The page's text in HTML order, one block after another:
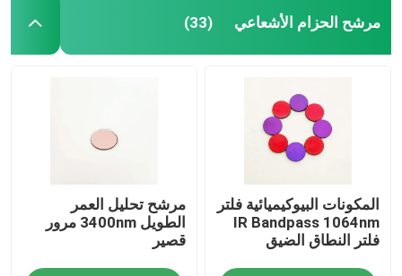
ضبط الجودة
طلب اقتباس
مرشح النطاق البصري
فلتر الفلوريسانس
مرشح الحزام الأشعاعي (33)
المكونات البيوكيميائية فلتر
IR Bandpass 1064nm
فلتر النطاق الضيق
مرشح تحليل العمر
الطويل 3400nm مرور
قصير